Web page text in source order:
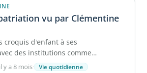
vu par Clémentine
croquis d'enfant à ses
des institutions comme
France ou les Alliances ...
il y a 8 mois· Vie quotidienne